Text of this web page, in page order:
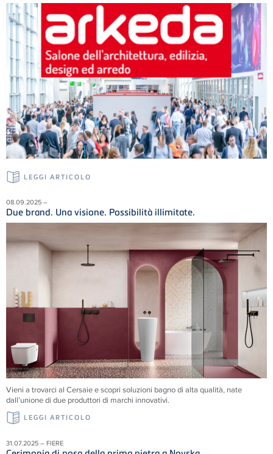
LEGGI ARTICOLO
08.09.2025 –
Due brand. Una visione. Possibilità illimitate.
Vieni a trovarci al Cersaie e scopri soluzioni bagno di alta qualità, nate
dall’unione di due produttori di marchi innovativi.
LEGGI ARTICOLO
31.07.2025 – FIERE